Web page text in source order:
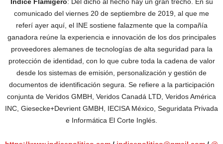
comunicado del viernes 20 de septiembre de 2019, al que me
referí ayer aquí, el INE sostiene falazmente que la compañía
ganadora reúne la experiencia e innovación de los dos principales
proveedores alemanes de tecnologías de alta seguridad para la
protección de identidad, con lo que cubre toda la cadena de valor
desde los sistemas de emisión, personalización y gestión de
documentos de identificación segura. Se refiere a la participación
conjunta de Veridos GMBH, Veridos Canadá LTD, Veridos América
INC, Giesecke+Devrient GMBH, IECISA México, Seguridata Privada
e Informática El Corte Inglés.